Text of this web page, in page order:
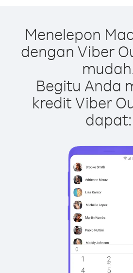
Menelepon
dengan Viber
Begitu Anda
kredit Viber
dapat: